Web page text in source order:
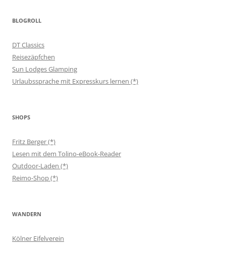
BLOGROLL
DT Classics
Reisezäpfchen
Sun Lodges Glamping
Urlaubssprache mit Expresskurs lernen (*)
SHOPS
Fritz Berger (*)
Lesen mit dem Tolino-eBook-Reader
Outdoor-Laden (*)
Reimo-Shop (*)
WANDERN
Kölner Eifelverein